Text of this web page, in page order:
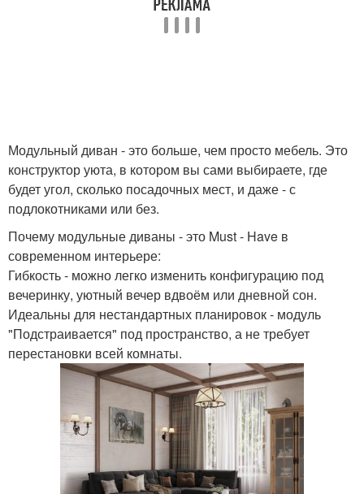
Модульный диван - это больше, чем просто мебель. Это
конструктор уюта, в котором вы сами выбираете, где
будет угол, сколько посадочных мест, и даже - с
подлокотниками или без.
Почему модульные диваны - это Must - Have в
современном интерьере:
Гибкость - можно легко изменить конфигурацию под
вечеринку, уютный вечер вдвоём или дневной сон.
Идеальны для нестандартных планировок - модуль
"Подстраивается" под пространство, а не требует
перестановки всей комнаты.